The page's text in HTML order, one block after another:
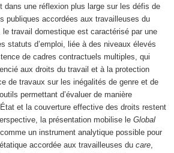
dans une réflexion plus large sur les défis de
publiques accordées aux travailleuses du
travail domestique est caractérisé par une
statuts d’emploi, liée à des niveaux élevés
de cadres contractuels multiples, qui
aux droits du travail et à la protection
de travaux sur les inégalités de genre et de
permettant d’évaluer de manière
et la couverture effective des droits restent
la présentation mobilise le Global
un instrument analytique possible pour
accordée aux travailleuses ducare,